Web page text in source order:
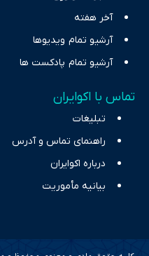
آخر هفته
آرشیو تمام ویدیوها
آرشیو تمام پادکست ها
تماس با اکوایران
تبلیغات
راهنمای تماس و آدرس
درباره اکوایران
بیانیه مأموریت